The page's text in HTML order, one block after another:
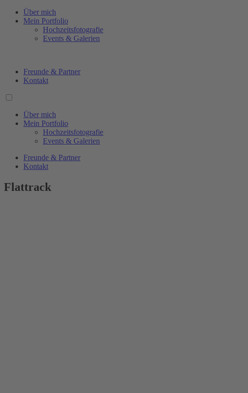
Über mich
Mein Portfolio
Hochzeitsfotografie
Events & Galerien
Freunde & Partner
Kontakt
Über mich
Mein Portfolio
Hochzeitsfotografie
Events & Galerien
Freunde & Partner
Kontakt
Flattrack